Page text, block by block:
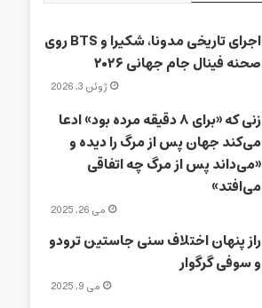
اجرای تاریخی مدونا، شکیرا و BTS روی
صحنه فینال جام جهانی ۲۰۲۶
ژوئن 3, 2026
زنی که «برای ۸ دقیقه مرده بود» ادعا
می‌کند جهان پس از مرگ را دیده و
«می‌داند پس از مرگ چه اتفاقی
می‌افتد»
می 26, 2025
راز پنهان اختلاف سنی جاستین ترودو
و سوفی گرگوار
می 9, 2025